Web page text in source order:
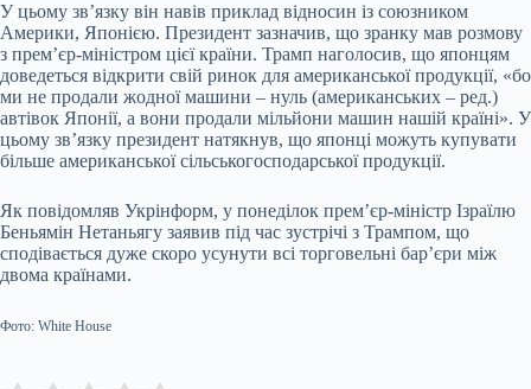
У цьому зв’язку він навів приклад відносин із союзником
Америки, Японією. Президент зазначив, що зранку мав розмову
з прем’єр-міністром цієї країни. Трамп наголосив, що японцям
доведеться відкрити свій ринок для американської продукції, «бо
ми не продали жодної машини – нуль (американських – ред.)
автівок Японії, а вони продали мільйони машин нашій країні». У
цьому зв’язку президент натякнув, що японці можуть купувати
більше американської сільськогосподарської продукції.
Як повідомляв Укрінформ, у понеділок прем’єр-міністр Ізраїлю
Беньямін Нетаньягу заявив під час зустрічі з Трампом, що
сподівається дуже скоро усунути всі торговельні бар’єри між
двома країнами.
Фото: White House